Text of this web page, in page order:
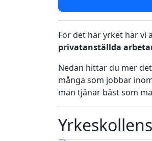
För det här yrket har vi
privatanställda
Nedan hittar du mer
många som jobbar
man tjänar bäst som